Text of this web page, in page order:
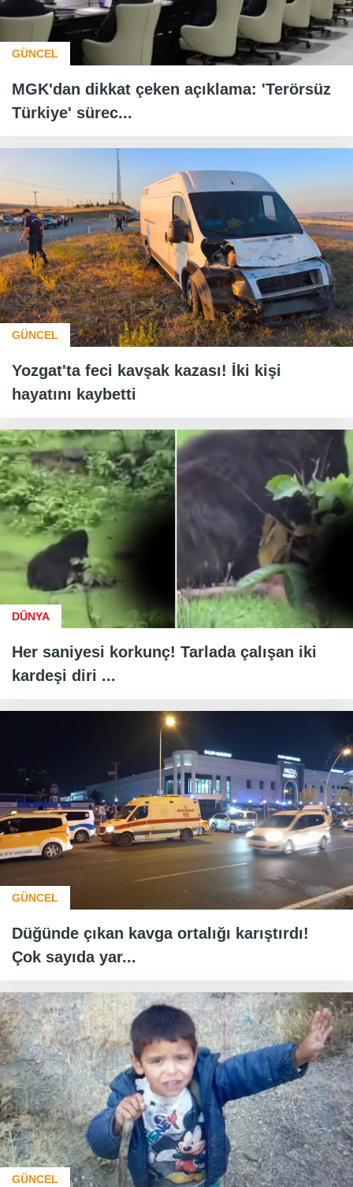
GÜNCEL
MGK'dan dikkat çeken açıklama: 'Terörsüz
Türkiye' sürec...
GÜNCEL
Yozgat'ta feci kavşak kazası! İki kişi
hayatını kaybetti
DÜNYA
Her saniyesi korkunç! Tarlada çalışan iki
kardeşi diri ...
GÜNCEL
Düğünde çıkan kavga ortalığı karıştırdı!
Çok sayıda yar...
GÜNCEL